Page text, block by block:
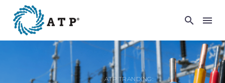
ATP TRANDING: